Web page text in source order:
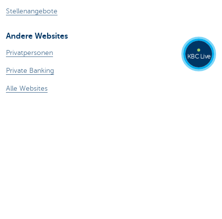
Stellenangebote
Andere Websites
Privatpersonen
Private Banking
Alle Websites
KBC Live